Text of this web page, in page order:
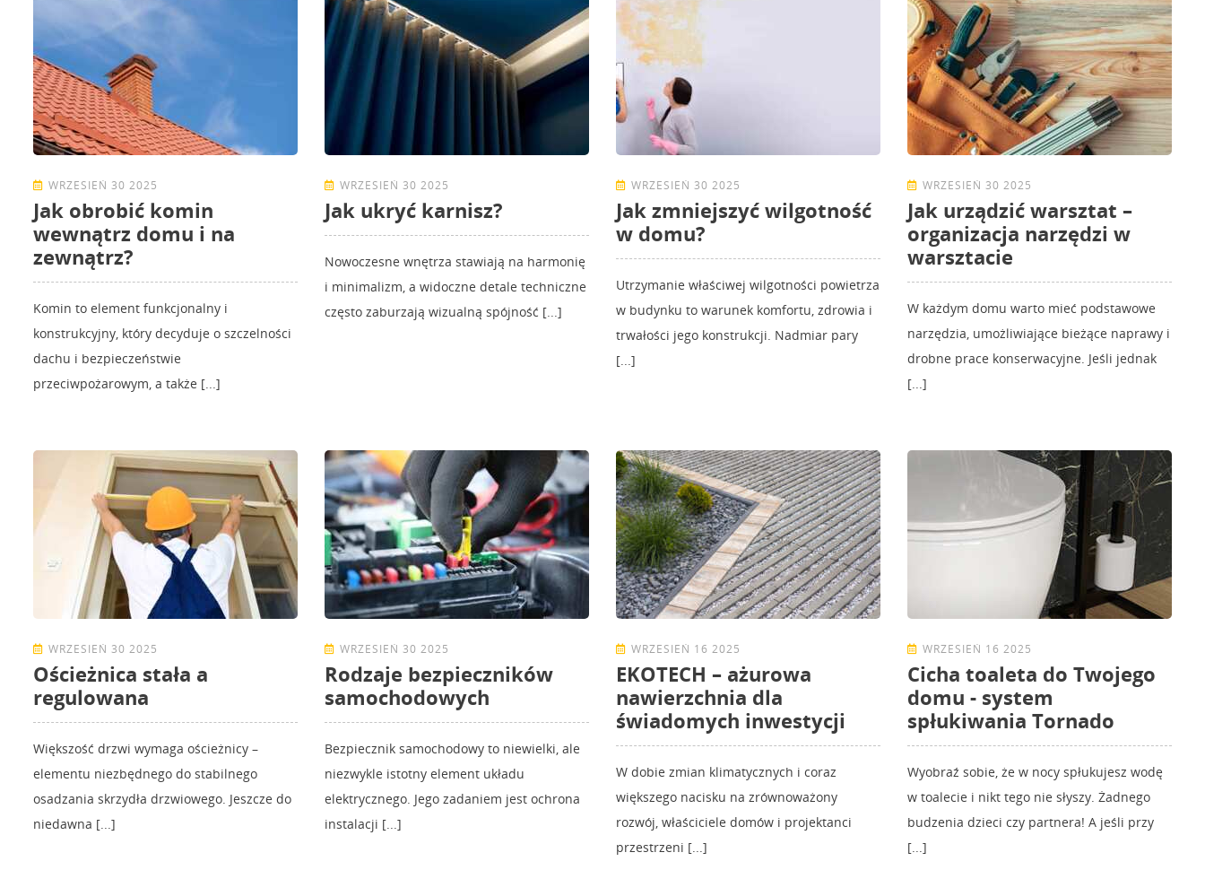
WRZESIEŃ 30 2025
Jak obrobić komin
wewnątrz domu i na
zewnątrz?
Komin to element funkcjonalny i
konstrukcyjny, który decyduje o szczelności
dachu i bezpieczeństwie
przeciwpożarowym, a także [...]
WRZESIEŃ 30 2025
Jak ukryć karnisz?
Nowoczesne wnętrza stawiają na harmonię
i minimalizm, a widoczne detale techniczne
często zaburzają wizualną spójność [...]
WRZESIEŃ 30 2025
Jak zmniejszyć wilgotność
w domu?
Utrzymanie właściwej wilgotności powietrza
w budynku to warunek komfortu, zdrowia i
trwałości jego konstrukcji. Nadmiar pary
[...]
WRZESIEŃ 30 2025
Jak urządzić warsztat –
organizacja narzędzi w
warsztacie
W każdym domu warto mieć podstawowe
narzędzia, umożliwiające bieżące naprawy i
drobne prace konserwacyjne. Jeśli jednak
[...]
WRZESIEŃ 30 2025
Ościeżnica stała a
regulowana
Większość drzwi wymaga ościeżnicy –
elementu niezbędnego do stabilnego
osadzania skrzydła drzwiowego. Jeszcze do
niedawna [...]
WRZESIEŃ 30 2025
Rodzaje bezpieczników
samochodowych
Bezpiecznik samochodowy to niewielki, ale
niezwykle istotny element układu
elektrycznego. Jego zadaniem jest ochrona
instalacji [...]
WRZESIEŃ 16 2025
EKOTECH – ażurowa
nawierzchnia dla
świadomych inwestycji
W dobie zmian klimatycznych i coraz
większego nacisku na zrównoważony
rozwój, właściciele domów i projektanci
przestrzeni [...]
WRZESIEŃ 16 2025
Cicha toaleta do Twojego
domu - system
spłukiwania Tornado
Wyobraź sobie, że w nocy spłukujesz wodę
w toalecie i nikt tego nie słyszy. Żadnego
budzenia dzieci czy partnera! A jeśli przy
[...]